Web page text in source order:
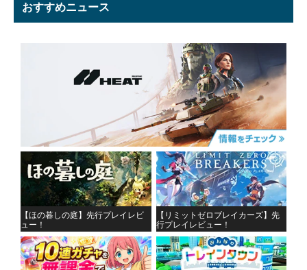
おすすめニュース
【ほの暮しの庭】先行プレイレビ
ュー！
【リミットゼロブレイカーズ】先
行プレイレビュー！